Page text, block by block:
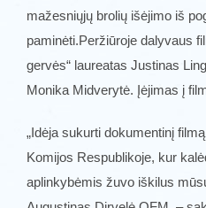
mažesniųjų brolių išėjimo iš
paminėti.Peržiūroje dalyvaus
gervės“ laureatas Justinas
Monika Midverytė. Įėjimas į
„Idėja sukurti dokumentinį
Komijos Respublikoje, kur
aplinkybėmis žuvo iškilus